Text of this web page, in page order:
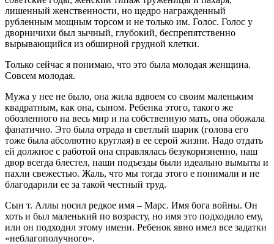
лишенный женственности, но щедро награжденный
рубленным мощным торсом и не только им. Голос. Голос у
дворничихи был зычный, глубокий, беспрепятственно
вырывающийся из обширной грудной клетки.
Только сейчас я понимаю, что это была молодая женщина.
Совсем молодая.
Мужа у нее не было, она жила вдвоем со своим маленьким
квадратным, как она, сыном. Ребенка этого, такого же
обозленного на весь мир и на собственную мать, она обожала
фанатично. Это была отрада и светлый шарик (голова его
тоже была абсолютно круглая) в ее серой жизни. Надо отдать
ей должное с работой она справлялась безукоризненно, наш
двор всегда блестел, наши подъезды были идеально вымыты и
пахли свежестью. Жаль, что мы тогда этого е понимали и не
благодарили ее за такой честный труд.
Сын т. Аллы носил редкое имя – Марс. Имя бога войны. Он
хоть и был маленький по возрасту, но имя это подходило ему,
или он подходил этому имени. Ребенок явно имел все задатки
«неблагополучного».